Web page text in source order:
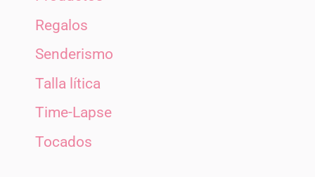
Regalos
Senderismo
Talla lítica
Time-Lapse
Tocados